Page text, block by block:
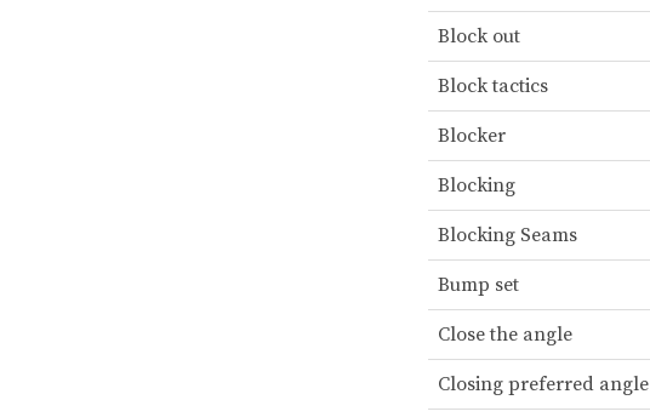
Block out
Block tactics
Blocker
Blocking
Blocking Seams
Bump set
Close the angle
Closing preferred angle